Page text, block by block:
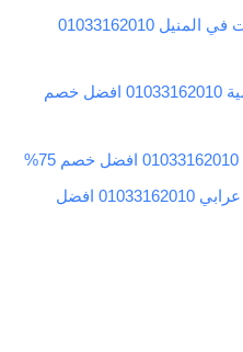
الشركة الالمانية لمكافحة الحشرات في المنيل 01033162010
شركة مكافحة حشرات في القطامية 01033162010 افضل خصم
شركة مكافحة حشرات في جمعية عرابي 01033162010 افضل